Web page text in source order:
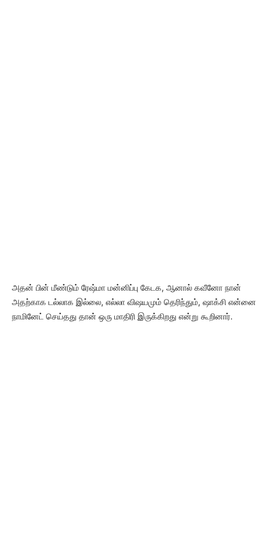
அதன் பின் மீண்டும் ரேஷ்மா மன்னிப்பு கேடக, ஆனால் கவீனோ நான்
அதற்காக டல்லாக இல்லை, எல்லா விஷயமும் தெரிந்தும், ஷாக்சி என்னை
நாமினேட் செய்தது தான் ஒரு மாதிரி இருக்கிறது என்று கூறினார்.